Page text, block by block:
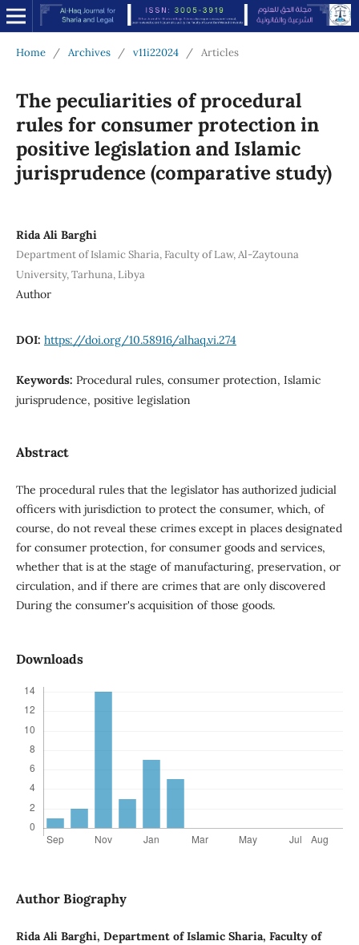
Home / Archives / v11i22024 / Articles
The peculiarities of procedural
rules for consumer protection in
positive legislation and Islamic
jurisprudence (comparative study)
Rida Ali Barghi
Department of Islamic Sharia, Faculty of Law, Al-Zaytouna
University, Tarhuna, Libya
Author
DOI: https://doi.org/10.58916/alhaq.vi.274
Keywords: Procedural rules, consumer protection, Islamic
jurisprudence, positive legislation
Abstract
The procedural rules that the legislator has authorized judicial
officers with jurisdiction to protect the consumer, which, of
course, do not reveal these crimes except in places designated
for consumer protection, for consumer goods and services,
whether that is at the stage of manufacturing, preservation, or
circulation, and if there are crimes that are only discovered
During the consumer's acquisition of those goods.
Downloads
Author Biography
Rida Ali Barghi, Department of Islamic Sharia, Faculty of